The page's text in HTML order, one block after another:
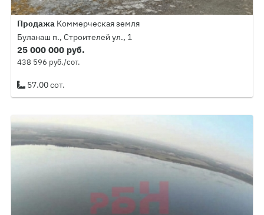
Продажа Коммерческая земля
Буланаш п., Строителей ул., 1
25 000 000 руб.
438 596 руб./сот.
57.00 сот.